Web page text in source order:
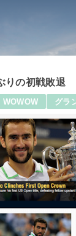
りの初戦敗退
WOWOW グラ